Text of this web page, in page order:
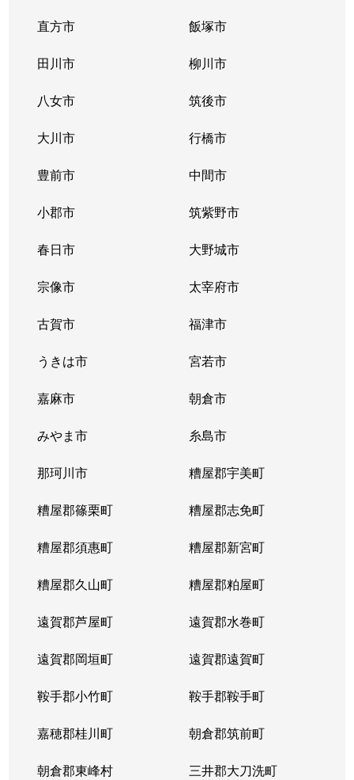
直方市 飯塚市
田川市 柳川市
八女市 筑後市
大川市 行橋市
豊前市 中間市
小郡市 筑紫野市
春日市 大野城市
宗像市 太宰府市
古賀市 福津市
うきは市 宮若市
嘉麻市 朝倉市
みやま市 糸島市
那珂川市 糟屋郡宇美町
糟屋郡篠栗町 糟屋郡志免町
糟屋郡須惠町 糟屋郡新宮町
糟屋郡久山町 糟屋郡粕屋町
遠賀郡芦屋町 遠賀郡水巻町
遠賀郡岡垣町 遠賀郡遠賀町
鞍手郡小竹町 鞍手郡鞍手町
嘉穂郡桂川町 朝倉郡筑前町
朝倉郡東峰村 三井郡大刀洗町